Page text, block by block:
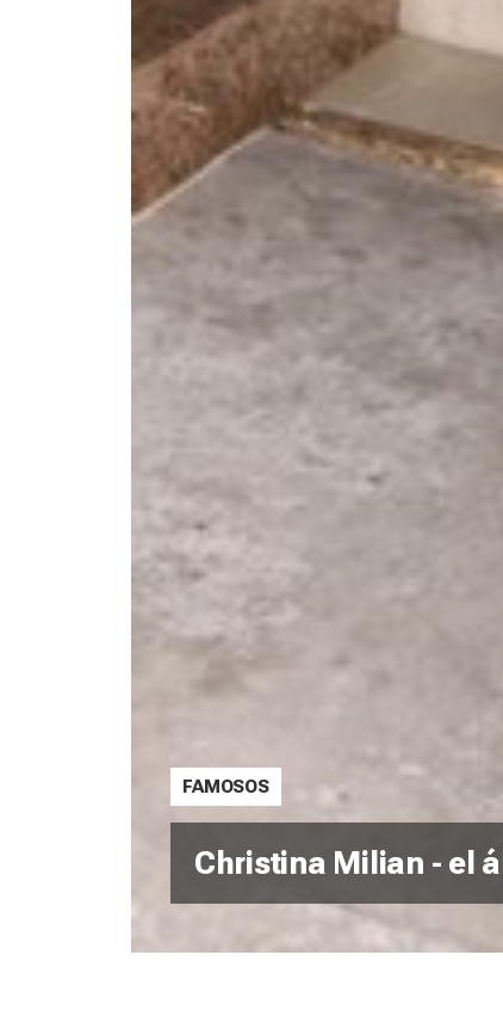
FAMOSOS
Christina Milian - el